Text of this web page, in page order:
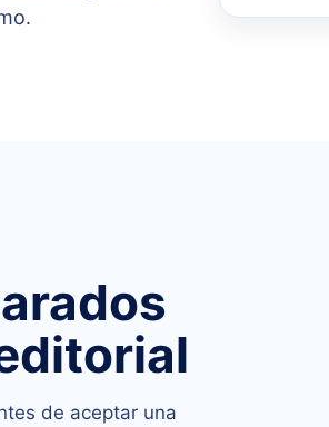
de aceptar una